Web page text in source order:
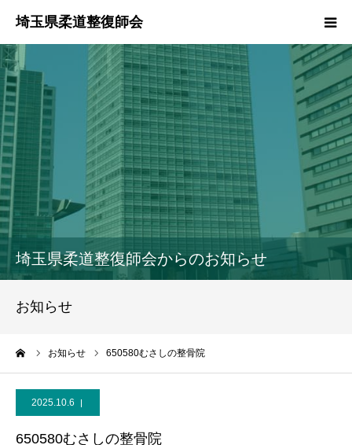
埼玉県柔道整復師会からのお知らせ
お知らせ
お知らせ 650580むさしの整骨院
2025.10.6
650580むさしの整骨院
本会のご紹介
情報公開
柔道整復師とは
接骨院・整骨院検索